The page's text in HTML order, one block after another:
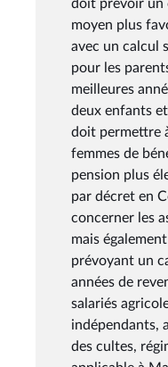
doit prévoir un
moyen plus
avec un calcul
pour les
meilleures
deux enfants
doit permettre
femmes de
pension plus
par décret en
concerner les
mais
prévoyant un
années de
salariés
indépendants,
des cultes,